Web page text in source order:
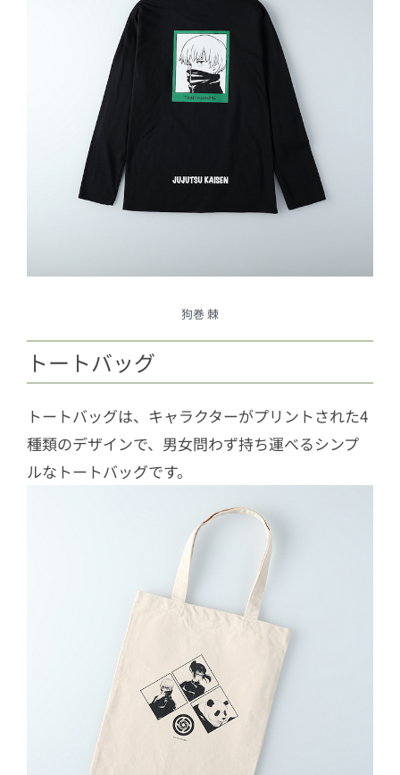
狗巻 棘
トートバッグ
トートバッグは、キャラクターがプリントされた4
種類のデザインで、男女問わず持ち運べるシンプ
ルなトートバッグです。